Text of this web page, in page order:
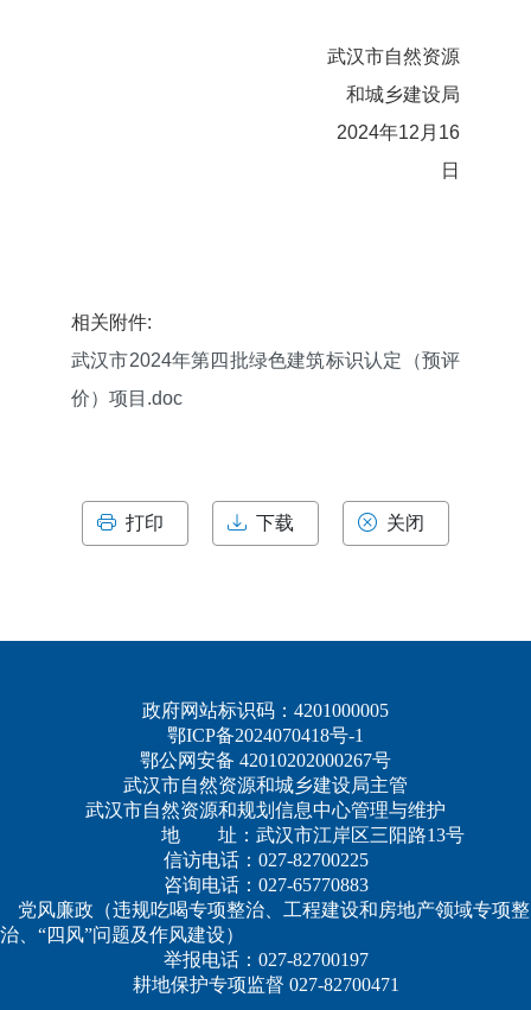
武汉市自然资源
和城乡建设局
2024年12月16
日
相关附件:
武汉市2024年第四批绿色建筑标识认定（预评
价）项目.doc
打印 下载 关闭
政府网站标识码：4201000005
鄂ICP备2024070418号-1
鄂公网安备 42010202000267号
武汉市自然资源和城乡建设局主管
武汉市自然资源和规划信息中心管理与维护
地 址：武汉市江岸区三阳路13号
信访电话：027-82700225
咨询电话：027-65770883
党风廉政（违规吃喝专项整治、工程建设和房地产领域专项整
治、“四风”问题及作风建设）
举报电话：027-82700197
耕地保护专项监督 027-82700471